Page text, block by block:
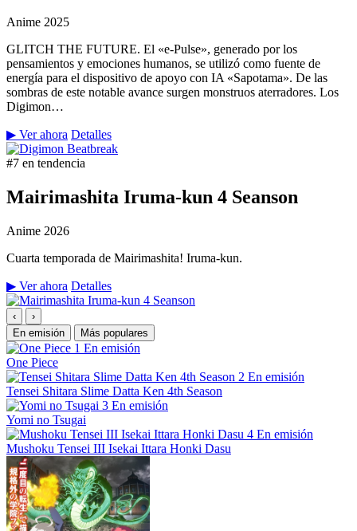
Anime 2025
GLITCH THE FUTURE. El «e-Pulse», generado por los
pensamientos y emociones humanos, se utilizó como fuente de
energía para el dispositivo de apoyo con IA «Sapotama». De las
sombras de este notable avance surgen monstruos aterradores. Los
Digimon…
▶ Ver ahora Detalles
#7 en tendencia
Mairimashita Iruma-kun 4 Seanson
Anime 2026
Cuarta temporada de Mairimashita! Iruma-kun.
▶ Ver ahora Detalles
‹
›
En emisión
Más populares
1 En emisión
One Piece
2 En emisión
Tensei Shitara Slime Datta Ken 4th Season
3 En emisión
Yomi no Tsugai
4 En emisión
Mushoku Tensei III Isekai Ittara Honki Dasu